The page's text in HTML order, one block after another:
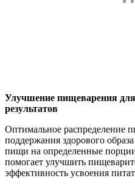
Улучшение пищеварения
результатов
Оптимальное распределение
поддержания здорового
пищи на определенные
помогает улучшить
эффективность усвоения